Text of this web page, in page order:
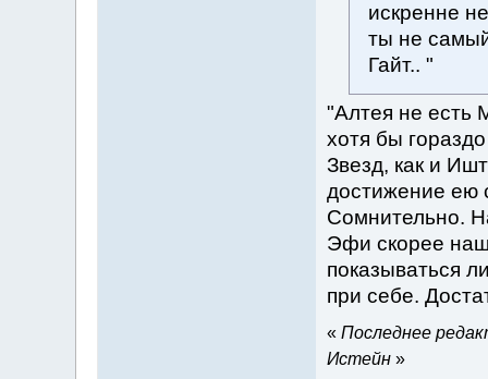
искренне
ты не
Гайт.. "
"Алтея не есть
хотя бы
Звезд, как и
достижение ею
Сомнительно.
Эфи скорее
показываться
при себе.
« Последнее
Истейн»